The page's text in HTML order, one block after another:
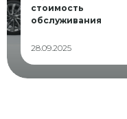
стоимость
обслуживания
28.09.2025